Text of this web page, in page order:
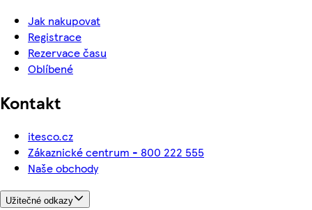
Jak nakupovat
Registrace
Rezervace času
Oblíbené
Kontakt
itesco.cz
Zákaznické centrum - 800 222 555
Naše obchody
Užitečné odkazy